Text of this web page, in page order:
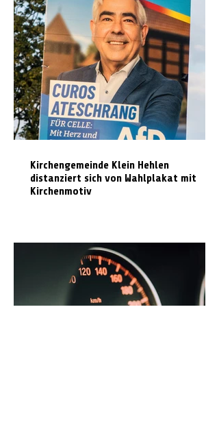
Kirchengemeinde Klein Hehlen
distanziert sich von Wahlplakat mit
Kirchenmotiv